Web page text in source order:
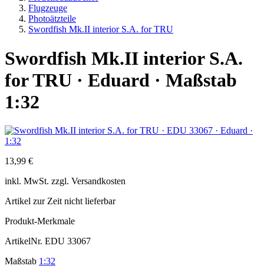
Flugzeuge
Photoätzteile
Swordfish Mk.II interior S.A. for TRU
Swordfish Mk.II interior S.A.
for TRU · Eduard · Maßstab
1:32
13,99 €
inkl. MwSt. zzgl. Versandkosten
Artikel zur Zeit nicht lieferbar
Produkt-Merkmale
ArtikelNr. EDU 33067
Maßstab 1:32